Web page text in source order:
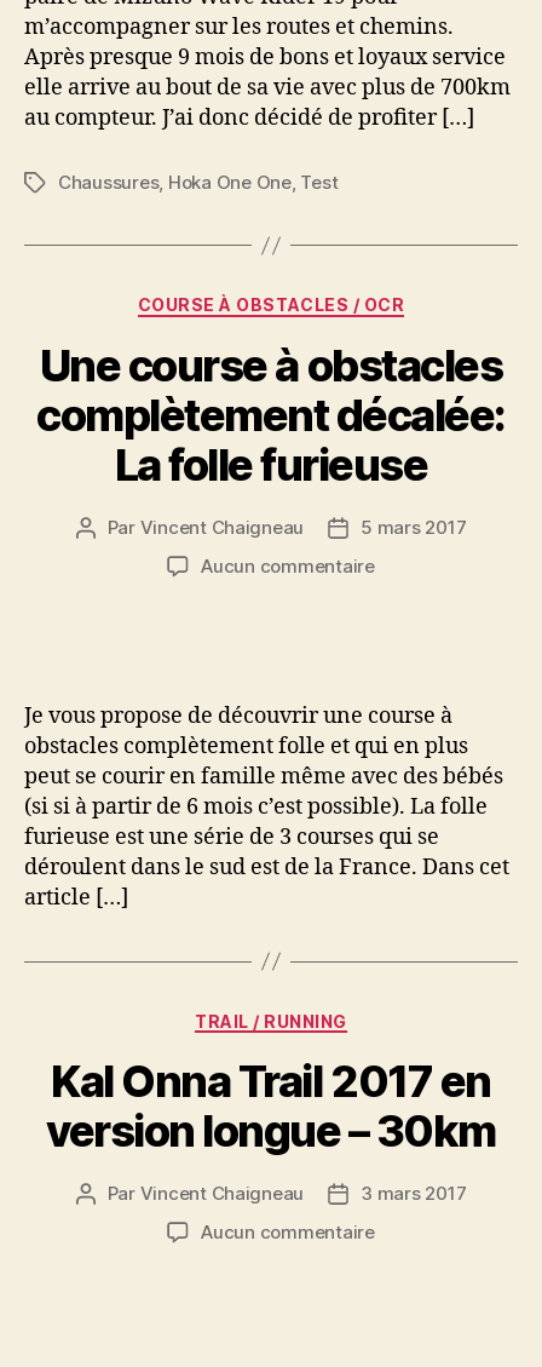
pneu
route
et
chemin
m’accompagner sur les routes et chemins.
Après presque 9 mois de bons et loyaux service
elle arrive au bout de sa vie avec plus de 700km
au compteur. J’ai donc décidé de profiter […]
Étiquettes
Chaussures, Hoka One One, Test
Catégories
COURSE À OBSTACLES / OCR
Une course à obstacles
complètement décalée:
La folle furieuse
Auteur
Par Vincent Chaigneau
Date
de
5 mars 2017
Aucun commentairesur
décalée:
La
folle
furieuse
Je vous propose de découvrir une course à
obstacles complètement folle et qui en plus
peut se courir en famille même avec des bébés
(si si à partir de 6 mois c’est possible). La folle
furieuse est une série de 3 courses qui se
déroulent dans le sud est de la France. Dans cet
article […]
Catégories
TRAIL / RUNNING
Kal Onna Trail 2017 en
version longue – 30km
Auteur
Par Vincent Chaigneau
Date
de
3 mars 2017
Aucun commentairesur